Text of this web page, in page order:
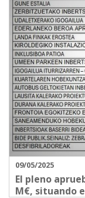
09/05/2025
El pleno
M€, situando